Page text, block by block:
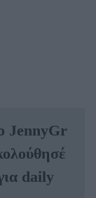
JennyGr
daily